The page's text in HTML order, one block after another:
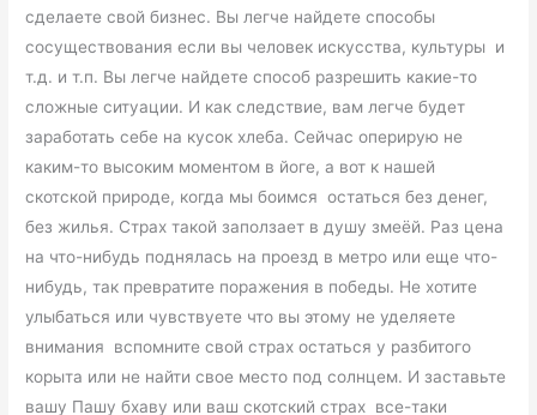
сделаете свой бизнес. Вы легче найдете способы
сосуществования если вы человек искусства, культуры и
т.д. и т.п. Вы легче найдете способ разрешить какие-то
сложные ситуации. И как следствие, вам легче будет
заработать себе на кусок хлеба. Сейчас оперирую не
каким-то высоким моментом в йоге, а вот к нашей
скотской природе, когда мы боимся остаться без денег,
без жилья. Страх такой заползает в душу змеёй. Раз цена
на что-нибудь поднялась на проезд в метро или еще что-
нибудь, так превратите поражения в победы. Не хотите
улыбаться или чувствуете что вы этому не уделяете
внимания вспомните свой страх остаться у разбитого
корыта или не найти свое место под солнцем. И заставьте
вашу Пашу бхаву или ваш скотский страх все-таки